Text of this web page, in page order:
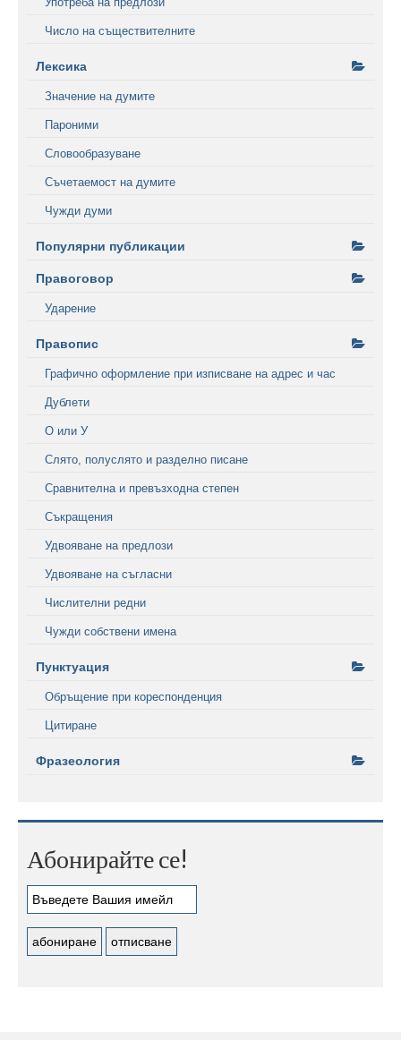
Число на съществителните
Лексика
Значение на думите
Пароними
Словообразуване
Съчетаемост на думите
Чужди думи
Популярни публикации
Правоговор
Ударение
Правопис
Графично оформление при изписване на адрес и час
Дублети
О или У
Слято, полуслято и разделно писане
Сравнителна и превъзходна степен
Съкращения
Удвояване на предлози
Удвояване на съгласни
Числителни редни
Чужди собствени имена
Пунктуация
Обръщение при кореспонденция
Цитиране
Фразеология
Абонирайте се!